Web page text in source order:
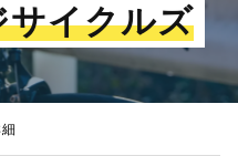
サイクルズ